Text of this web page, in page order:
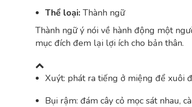
Thể loại: Thành ngữ
Thành ngữ ý nói về hành động một
mục đích đem lại lợi ích cho bản thân.
Xuýt: phát ra tiếng ở miệng để xuôi
Bụi rậm: đám cây cỏ mọc sát nhau,